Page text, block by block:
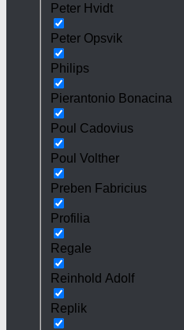
Peter Hvidt
Peter Opsvik
Philips
Pierantonio Bonacina
Poul Cadovius
Poul Volther
Preben Fabricius
Profilia
Regale
Reinhold Adolf
Replik